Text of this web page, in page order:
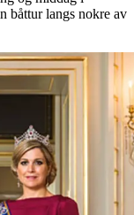
båttur langs nokre av